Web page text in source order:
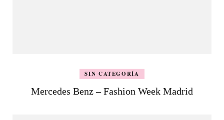
SIN CATEGORÍA
Mercedes Benz – Fashion Week Madrid